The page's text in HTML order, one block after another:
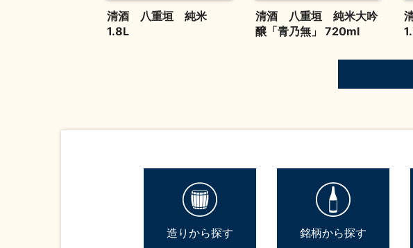
清酒 八重垣 純米
1.8L
清酒 八重垣 純米大吟
醸「青乃無」 720ml
造りから探す 銘柄から探す